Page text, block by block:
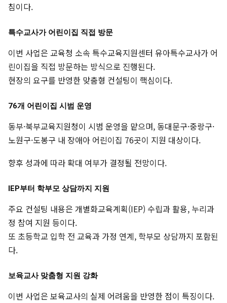
침이다.
특수교사가 어린이집 직접 방문
이번 사업은 교육청 소속 특수교육지원센터 유아특수교사가 어
린이집을 직접 방문하는 방식으로 진행된다.
현장의 요구를 반영한 맞춤형 컨설팅이 핵심이다.
76개 어린이집 시범 운영
동부·북부교육지원청이 시범 운영을 맡으며, 동대문구·중랑구·
노원구·도봉구 내 장애아 어린이집 76곳이 지원 대상이다.
향후 성과에 따라 확대 여부가 결정될 전망이다.
IEP부터 학부모 상담까지 지원
주요 컨설팅 내용은 개별화교육계획(IEP) 수립과 활용, 누리과
정 참여 지원 등이다.
또 초등학교 입학 전 교육과 가정 연계, 학부모 상담까지 포함된
다.
보육교사 맞춤형 지원 강화
이번 사업은 보육교사의 실제 어려움을 반영한 점이 특징이다.